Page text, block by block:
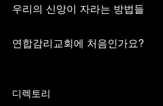
우리의 신앙이 자라는 방법들
연합감리교회에 처음인가요?
디렉토리